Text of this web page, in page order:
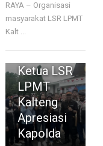
RAYA – Organisasi
masyarakat LSR LPMT
Kalt ...
Humanis
Dengan
Rasa,
Ketua LSR
LPMT
Kalteng
Apresiasi
Kapolda